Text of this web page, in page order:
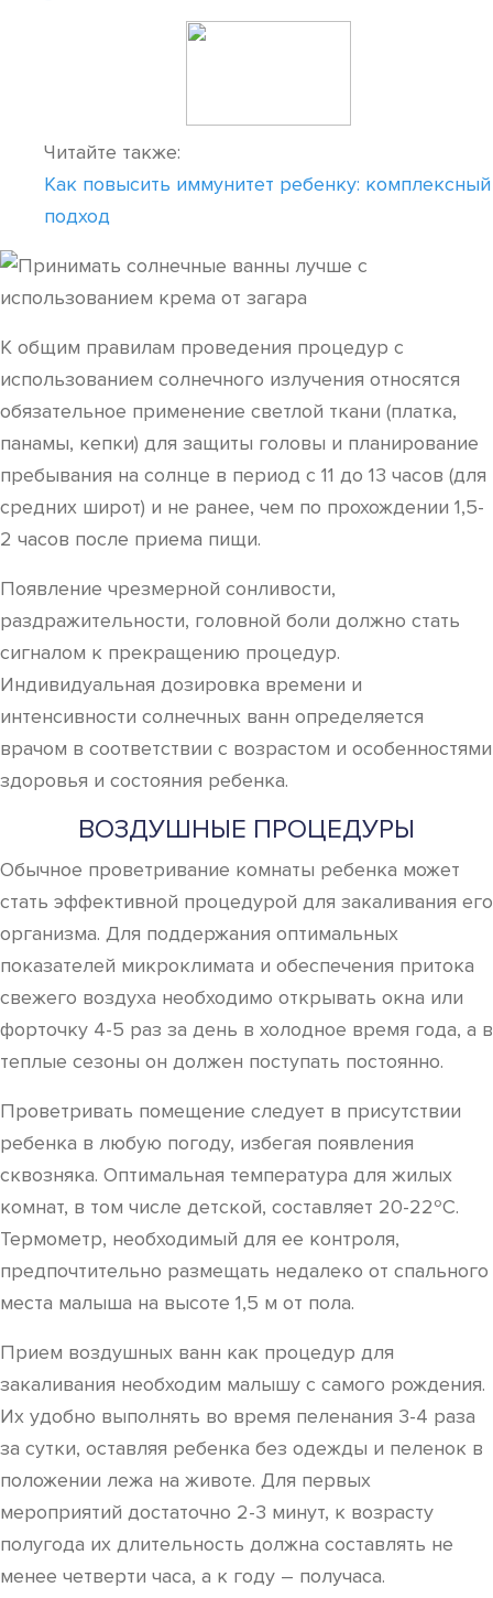
Читайте также:
Как повысить иммунитет ребенку: комплексный
подход
К общим правилам проведения процедур с
использованием солнечного излучения относятся
обязательное применение светлой ткани (платка,
панамы, кепки) для защиты головы и планирование
пребывания на солнце в период с 11 до 13 часов (для
средних широт) и не ранее, чем по прохождении 1,5-
2 часов после приема пищи.
Появление чрезмерной сонливости,
раздражительности, головной боли должно стать
сигналом к прекращению процедур.
Индивидуальная дозировка времени и
интенсивности солнечных ванн определяется
врачом в соответствии с возрастом и особенностями
здоровья и состояния ребенка.
ВОЗДУШНЫЕ ПРОЦЕДУРЫ
Обычное проветривание комнаты ребенка может
стать эффективной процедурой для закаливания его
организма. Для поддержания оптимальных
показателей микроклимата и обеспечения притока
свежего воздуха необходимо открывать окна или
форточку 4-5 раз за день в холодное время года, а в
теплые сезоны он должен поступать постоянно.
Проветривать помещение следует в присутствии
ребенка в любую погоду, избегая появления
сквозняка. Оптимальная температура для жилых
комнат, в том числе детской, составляет 20-22ºC.
Термометр, необходимый для ее контроля,
предпочтительно размещать недалеко от спального
места малыша на высоте 1,5 м от пола.
Прием воздушных ванн как процедур для
закаливания необходим малышу с самого рождения.
Их удобно выполнять во время пеленания 3-4 раза
за сутки, оставляя ребенка без одежды и пеленок в
положении лежа на животе. Для первых
мероприятий достаточно 2-3 минут, к возрасту
полугода их длительность должна составлять не
менее четверти часа, а к году – получаса.